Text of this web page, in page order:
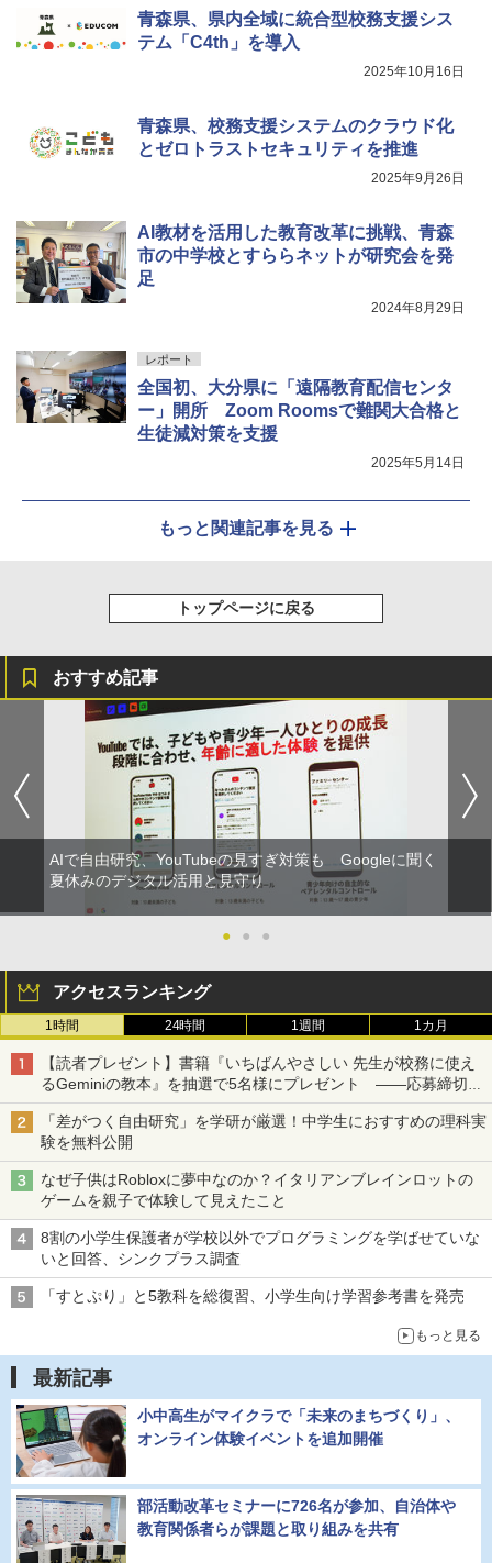
￥2,127
女の子 知育玩具 LED おもちゃ 指先知育
早期開発 (スタンダード・エディション)
自分の思いを言葉にする こどもアウトプ
ット図鑑 (サンクチュアリ出版)
￥849
￥4,758
青森県、県内全域に統合型校務支援シス
テム「C4th」を導入
2025年10月16日
青森県、校務支援システムのクラウド化
とゼロトラストセキュリティを推進
2025年9月26日
AI教材を活用した教育改革に挑戦、青森
市の中学校とすららネットが研究会を発
足
2024年8月29日
レポート
全国初、大分県に「遠隔教育配信センタ
ー」開所 Zoom Roomsで難関大合格と
生徒減対策を支援
2025年5月14日
もっと関連記事を見る
トップページに戻る
おすすめ記事
AIで自由研究、YouTubeの見すぎ対策も Googleに聞く
夏休みのデジタル活用と見守り
● ● ●
アクセスランキング
1時間 24時間 1週間 1カ月
【読者プレゼント】書籍『いちばんやさしい 先生が校務に使え
るGeminiの教本』を抽選で5名様にプレゼント ――応募締切は
2026年8月12日（水）まで
「差がつく自由研究」を学研が厳選！中学生におすすめの理科実
験を無料公開
なぜ子供はRobloxに夢中なのか？イタリアンブレインロットの
ゲームを親子で体験して見えたこと
8割の小学生保護者が学校以外でプログラミングを学ばせていな
いと回答、シンクプラス調査
「すとぷり」と5教科を総復習、小学生向け学習参考書を発売
もっと見る
最新記事
小中高生がマイクラで「未来のまちづくり」、
オンライン体験イベントを追加開催
部活動改革セミナーに726名が参加、自治体や
教育関係者らが課題と取り組みを共有